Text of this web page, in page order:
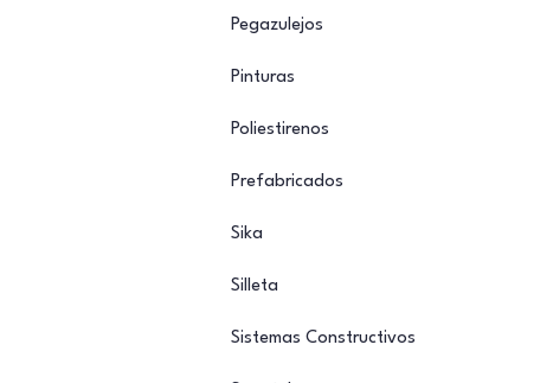
Pegazulejos
Pinturas
Poliestirenos
Prefabricados
Sika
Silleta
Sistemas Constructivos